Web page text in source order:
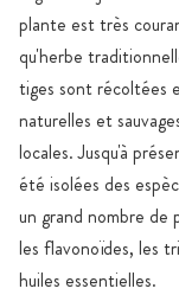
plante est très
qu'herbe
tiges sont récoltées
naturelles et
locales. Jusqu'à
été isolées des
un grand nombre de
les flavonoïdes, les
huiles essentielles.